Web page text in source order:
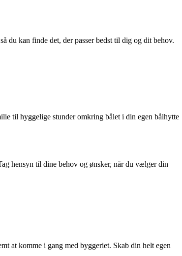
du kan finde det, der passer bedst til dig og dit behov.
til hyggelige stunder omkring bålet i din egen bålhytte
hensyn til dine behov og ønsker, når du vælger din
at komme i gang med byggeriet. Skab din helt egen